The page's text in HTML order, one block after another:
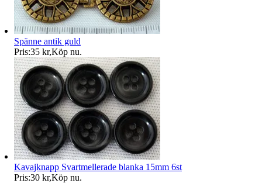
Spänne antik guld
Pris:35 kr,Köp nu.
Kavajknapp Svartmellerade blanka 15mm 6st
Pris:30 kr,Köp nu.